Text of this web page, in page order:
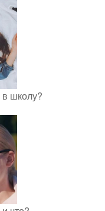
в школу?